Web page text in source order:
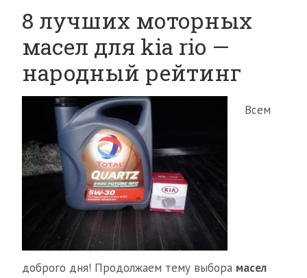
8 лучших моторных
масел для kia rio —
народный рейтинг
Всем
доброго дня! Продолжаем тему выбора масел